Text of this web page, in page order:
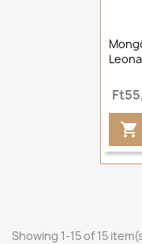

Showing 1-15 of 15